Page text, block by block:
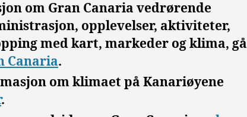
om Gran Canaria vedrørende
opplevelser, aktiviteter,
med kart, markeder og klima, gå
Canaria.
om klimaet på Kanariøyene
.